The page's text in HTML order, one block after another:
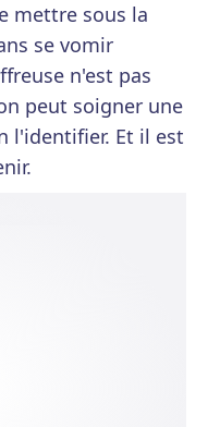
mettre sous la
se vomir
n'est pas
peut soigner une
l'identifier. Et il est